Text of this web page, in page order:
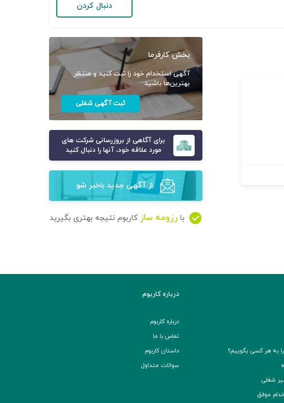
دنبال کردن
بخش کارفرما
آگهی استخدام خود را ثبت کنید و منتظر
بهترین‌ها باشید
ثبت آگهی شغلی
برای آگاهی از بروزرسانی شرکت های
مورد علاقه خود، آنها را دنبال کنید
از آگهی‌ جدید باخبر شو
با رزومه ساز کاربوم نتیجه بهتری بگیرید
به هر کسی بگوییم؟
شغلی
درباره کاربوم
درباره کاربوم
تماس با ما
داستان کاربوم
سوالات متداول